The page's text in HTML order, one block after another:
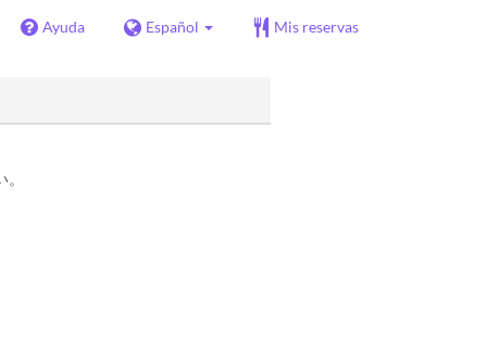
Ayuda Español Mis reservas